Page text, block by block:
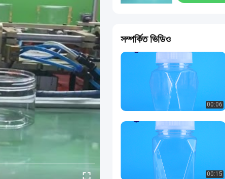
সম্পর্কিত ভিডিও
00:06
00:15